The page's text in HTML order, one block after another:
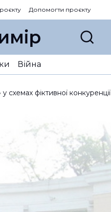
Допомогти проєкту
Війна
схемах фіктивної конкуренції